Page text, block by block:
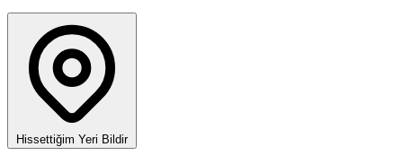
Hissettiğim Yeri Bildir